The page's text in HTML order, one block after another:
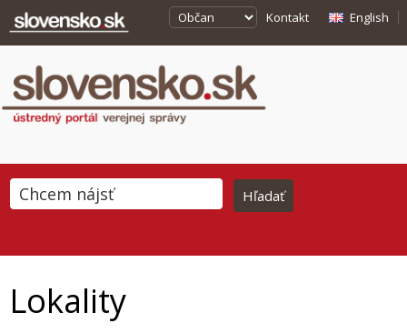
Kontakt English
Lokality